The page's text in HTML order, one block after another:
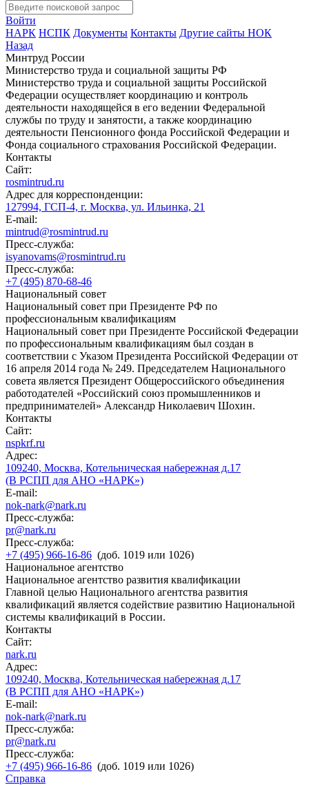
Войти
НАРК НСПК Документы Контакты Другие сайты НОК
Назад
Минтруд России
Министерство труда и социальной защиты РФ
Министерство труда и социальной защиты Российской
Федерации осуществляет координацию и контроль
деятельности находящейся в его ведении Федеральной
службы по труду и занятости, а также координацию
деятельности Пенсионного фонда Российской Федерации и
Фонда социального страхования Российской Федерации.
Контакты
Сайт:
rosmintrud.ru
Адрес для корреспонденции:
127994, ГСП-4, г. Москва, ул. Ильинка, 21
E-mail:
mintrud@rosmintrud.ru
Пресс-служба:
isyanovams@rosmintrud.ru
Пресс-служба:
+7 (495) 870-68-46
Национальный совет
Национальный совет при Президенте РФ по
профессиональным квалификациям
Национальный совет при Президенте Российской Федерации
по профессиональным квалификациям был создан в
соответствии с Указом Президента Российской Федерации от
16 апреля 2014 года № 249. Председателем Национального
совета является Президент Общероссийского объединения
работодателей «Российский союз промышленников и
предпринимателей» Александр Николаевич Шохин.
Контакты
Сайт:
nspkrf.ru
Адрес:
109240, Москва, Котельническая набережная д.17
(В РСПП для АНО «НАРК»)
E-mail:
nok-nark@nark.ru
Пресс-служба:
pr@nark.ru
Пресс-служба:
+7 (495) 966-16-86 (доб. 1019 или 1026)
Национальное агентство
Национальное агентство развития квалификации
Главной целью Национального агентства развития
квалификаций является содействие развитию Национальной
системы квалификаций в России.
Контакты
Сайт:
nark.ru
Адрес:
109240, Москва, Котельническая набережная д.17
(В РСПП для АНО «НАРК»)
E-mail:
nok-nark@nark.ru
Пресс-служба:
pr@nark.ru
Пресс-служба:
+7 (495) 966-16-86 (доб. 1019 или 1026)
Справка